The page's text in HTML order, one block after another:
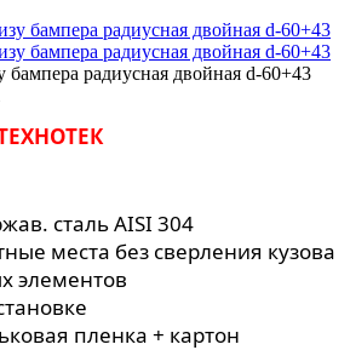
бампера радиусная двойная d-60+43
сталь AISI 304
места без сверления кузова
элементов
пленка + картон